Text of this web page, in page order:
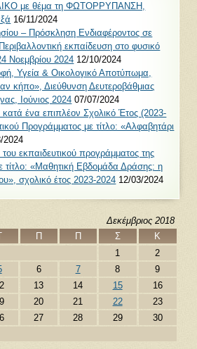
με θέμα τη ΦΩΤΟΡΡΥΠΑΝΣΗ,
16/11/2024
– Πρόσκληση Ενδιαφέροντος σε
εκπαίδευση στο φυσικό
Νοεμβρίου 2024 12/10/2024
Υγεία & Οικολογικό Αποτύπωμα,
κήπο», Διεύθυνση Δευτεροβάθμιας
Ιούνιος 2024 07/07/2024
ένα επιπλέον Σχολικό Έτος (2023-
Προγράμματος με τίτλο: «Αλφαβητάρι
2024
εκπαιδευτικού προγράμματος της
τίτλο: «Μαθητική Εβδομάδα Δράσης: η
σχολικό έτος 2023-2024 12/03/2024
Δεκέμβριος 2018
Π Π Σ
Κ
1
2
6 7 8
9
13 14 15
16
20 21 22
23
27 28 29
30